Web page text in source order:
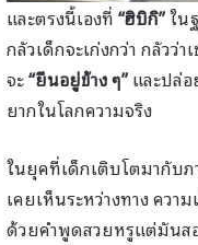
และตรงนี้เองที่“ฮิบิกิ”ใน
กลัวเด็กจะเก่งกว่า กลัวว่
จะ“ยืนอยู่ข้าง ๆ”และปล่
ยากในโลกความจริง
ในยุคที่เด็กเติบโตมากับภ
เคยเห็นระหว่างทาง ความ
ด้วยคำพูดสวยหรูแต่มันส